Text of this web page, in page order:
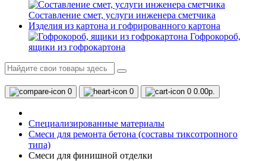
Составление смет, услуги инженера сметчика
Изделия из картона и гофрированного картона
Гофрокороб,
ящики из гофрокартона
0 0 0 0.00р.
Специализированные материалы
Смеси для ремонта бетона (составы тиксотропного
типа)
Смеси для финишной отделки